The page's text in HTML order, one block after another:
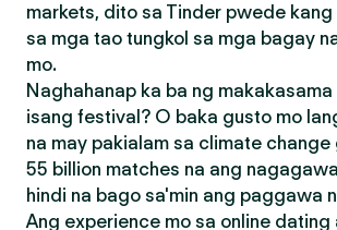
markets, dito sa Tinder pwede
sa mga tao tungkol sa mga bagay
mo.
Naghahanap ka ba ng
isang festival? O baka gusto mo
na may pakialam sa climate change
55 billion matches na ang
hindi na bago sa'min ang paggawa
Ang experience mo sa online dating